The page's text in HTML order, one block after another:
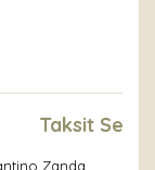
Taksit
Zanda